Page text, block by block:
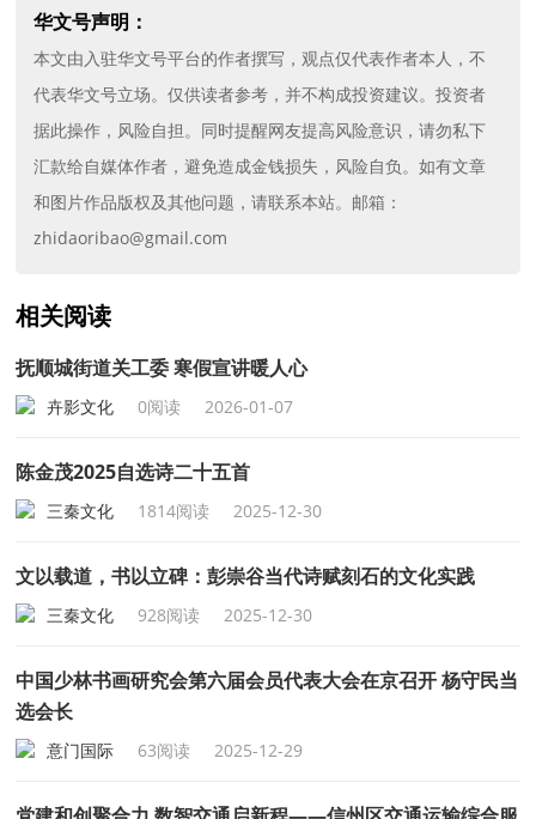
华文号声明：
本文由入驻华文号平台的作者撰写，观点仅代表作者本人，不
代表华文号立场。仅供读者参考，并不构成投资建议。投资者
据此操作，风险自担。同时提醒网友提高风险意识，请勿私下
汇款给自媒体作者，避免造成金钱损失，风险自负。如有文章
和图片作品版权及其他问题，请联系本站。邮箱：
zhidaoribao@gmail.com
相关阅读
抚顺城街道关工委 寒假宣讲暖人心
卉影文化 0阅读 2026-01-07
陈金茂2025自选诗二十五首
三秦文化 1814阅读 2025-12-30
文以载道，书以立碑：彭崇谷当代诗赋刻石的文化实践
三秦文化 928阅读 2025-12-30
中国少林书画研究会第六届会员代表大会在京召开 杨守民当
选会长
意门国际 63阅读 2025-12-29